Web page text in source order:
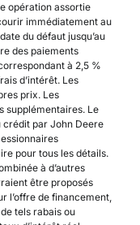
opération assortie
immédiatement au
du défaut jusqu’au
des paiements
à 2,5 %
d’intérêt. Les
prix. Les
supplémentaires. Le
crédit par John Deere
pour tous les détails.
à d’autres
être proposés
l’offre de financement,
tels rabais ou